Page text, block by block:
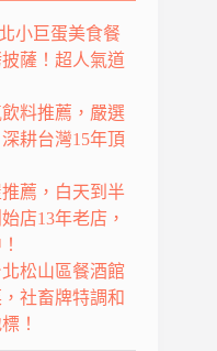
小巨蛋美食餐
薩！超人氣道
飲料推薦，嚴選
耕台灣15年頂
推薦，白天到半
店13年老店，
松山區餐酒館
社畜牌特調和
！